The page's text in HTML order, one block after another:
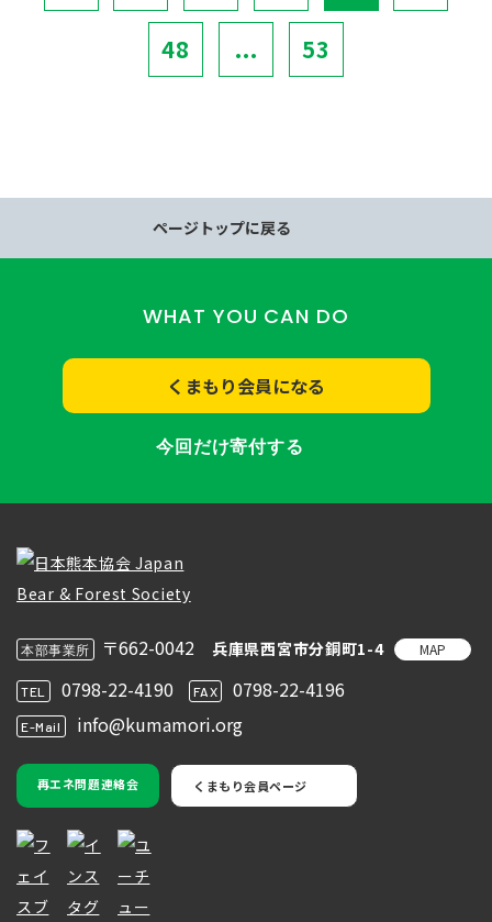
48 ... 53
ページトップに戻る
WHAT YOU CAN DO
くまもり会員になる
今回だけ寄付する
本部事業所 〒662-0042 兵庫県西宮市分銅町1-4 MAP
TEL 0798-22-4190 FAX 0798-22-4196
E-Mail info@kumamori.org
再エネ問題連絡会 くまもり会員ページ